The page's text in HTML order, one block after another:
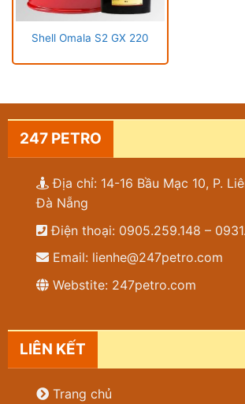
Shell Omala S2 GX 220
247 PETRO
Địa chỉ: 14-16 Bầu Mạc 10, P.
Đà Nẵng
Điện thoại: 0905.259.148 –
Email: lienhe@247petro.com
Webstite: 247petro.com
LIÊN KẾT
Trang chủ